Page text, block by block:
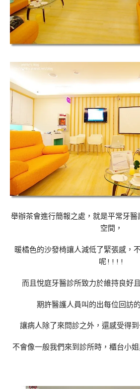
舉辦茶會進行簡報之處，就是平常牙
空間，
暖橘色的沙發椅讓人減低了緊張感，
呢!!!!
而且悅庭牙醫診所致力於維持良好
期許醫護人員叫的出每位回訪
讓病人除了來問診之外，還感受得
不會像一般我們來到診所時，櫃台小